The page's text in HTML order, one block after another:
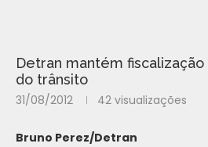
Detran mantém
do trânsito
31/08/2012 42 visualizações
Bruno Perez/Detran